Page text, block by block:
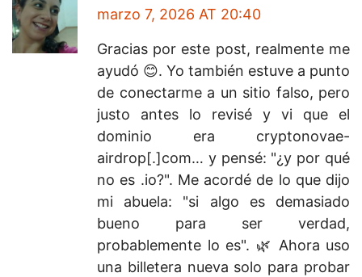
marzo 7, 2026 AT 20:40
Gracias por este post, realmente me
ayudó 😊. Yo también estuve a punto
de conectarme a un sitio falso, pero
justo antes lo revisé y vi que el
dominio era cryptonovae-
airdrop[.]com… y pensé: "¿y por qué
no es .io?". Me acordé de lo que dijo
mi abuela: "si algo es demasiado
bueno para ser verdad,
probablemente lo es". 🌿 Ahora uso
una billetera nueva solo para probar